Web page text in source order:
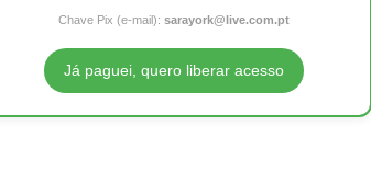
Chave Pix (e-mail): sarayork@live.com.pt
Já paguei, quero liberar acesso